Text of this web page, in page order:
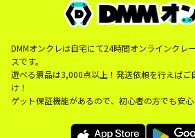
DMMオンクレは自宅にて24時間オンラインクレ
スです。
遊べる景品は3,000点以上！発送依頼を行えばご
け！
ゲット保証機能があるので、初心者の方でも安心